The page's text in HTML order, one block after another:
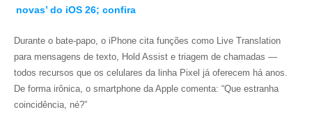
novas’ do iOS 26; confira
Durante o bate-papo, o iPhone cita funções como Live Translation
para mensagens de texto, Hold Assist e triagem de chamadas —
todos recursos que os celulares da linha Pixel já oferecem há anos.
De forma irônica, o smartphone da Apple comenta: “Que estranha
coincidência, né?”